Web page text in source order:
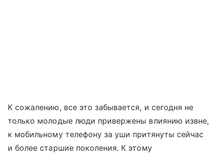
К сожалению, все это забывается, и сегодня не
только молодые люди привержены влиянию извне,
к мобильному телефону за уши притянуты сейчас
и более старшие поколения. К этому